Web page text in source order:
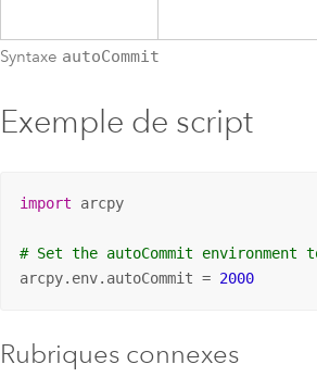
Syntaxe autoCommit
Exemple de script
import arcpy
# Set the autoCommit environment
arcpy.env.autoCommit = 2000
Rubriques connexes